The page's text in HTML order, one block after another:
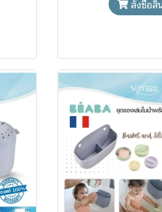
สั่งซื้อสิ